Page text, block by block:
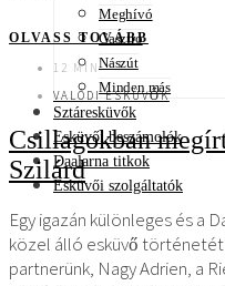
Meghívó
Gasztro
Nászút
Minden más
Sztáresküvők
Esküvői beszámolók
Daalarna titkok
Esküvői szolgáltatók
OLVASS TOVÁBB
12 MIN
VALÓDI ESKÜVŐK
Csillagokban
Szilárd
Egy igazán különleges és a
közel álló esküvő
partnerünk, Nagy Adrien, a